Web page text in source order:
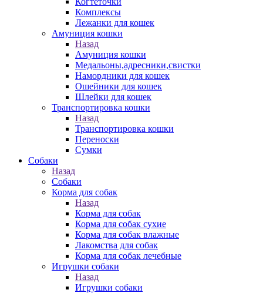
Комплексы
Лежанки для кошек
Амуниция кошки
Назад
Амуниция кошки
Медальоны,адресники,свистки
Намордники для кошек
Ошейники для кошек
Шлейки для кошек
Транспортировка кошки
Назад
Транспортировка кошки
Переноски
Сумки
Собаки
Назад
Собаки
Корма для собак
Назад
Корма для собак
Корма для собак сухие
Корма для собак влажные
Лакомства для собак
Корма для собак лечебные
Игрушки собаки
Назад
Игрушки собаки